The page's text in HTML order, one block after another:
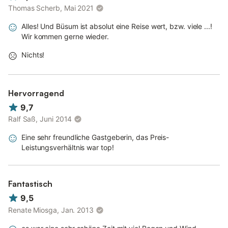
Thomas Scherb, Mai 2021
Alles! Und Büsum ist absolut eine Reise wert, bzw. viele ...!
Wir kommen gerne wieder.
Nichts!
Hervorragend
9,7
Ralf Saß, Juni 2014
Eine sehr freundliche Gastgeberin, das Preis-
Leistungsverhältnis war top!
Fantastisch
9,5
Renate Miosga, Jan. 2013